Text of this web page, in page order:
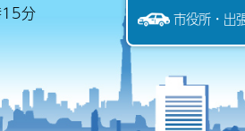
15分
市役所・出